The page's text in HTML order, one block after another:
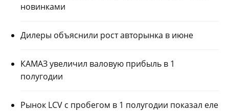
новинками
Дилеры объяснили рост авторынка в июне
КАМАЗ увеличил валовую прибыль в 1
полугодии
Рынок LCV с пробегом в 1 полугодии показал еле